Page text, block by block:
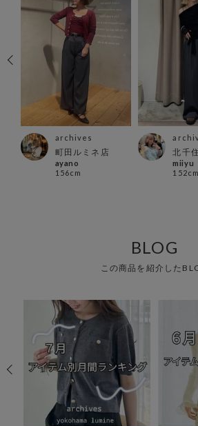
archives
町田ルミネ店
ayano
156cm
北千
miiyu
152cm
BLOG
この商品を紹介した